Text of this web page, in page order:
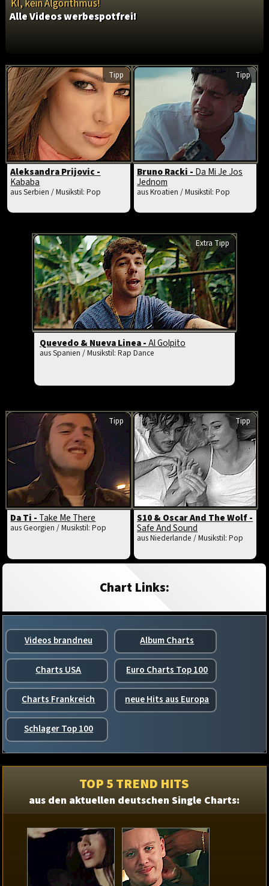
KI, kein Algorithmus!
Alle Videos werbespotfrei!
Tipp
Aleksandra Prijovic -
Kababa
aus Serbien / Musikstil: Pop
Tipp
Bruno Racki - Da Mi Je Jos
Jednom
aus Kroatien / Musikstil: Pop
Extra Tipp
Quevedo & Nueva Linea -Al Golpito
aus Spanien / Musikstil: Rap Dance
Tipp
Da Ti -Take Me There
aus Georgien / Musikstil: Pop
Tipp
S10 & Oscar And The Wolf -
Safe And Sound
aus Niederlande / Musikstil: Pop
Chart Links:
Videos brandneu Album Charts
Charts USA Euro Charts Top 100
Charts Frankreich neue Hits aus Europa
Schlager Top 100
TOP 5 TREND HITS
aus den aktuellen deutschen Single Charts: